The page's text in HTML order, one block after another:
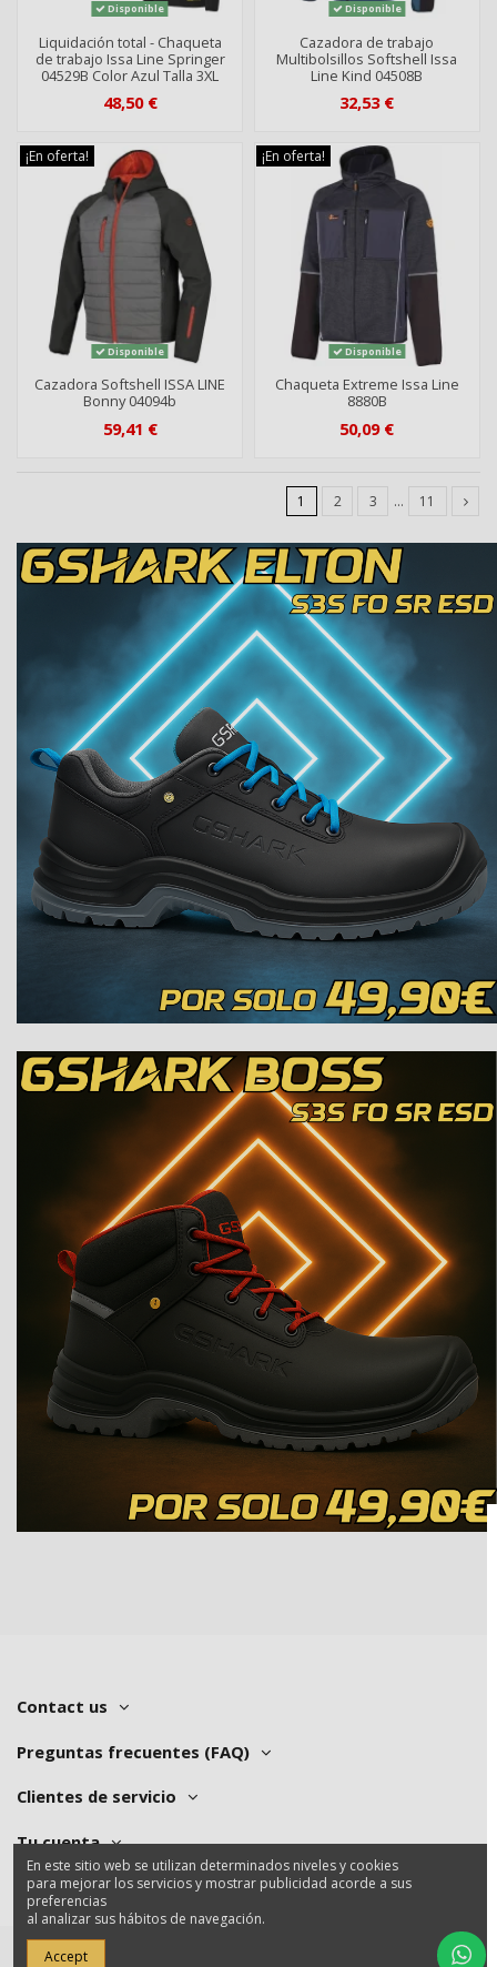
Disponible
Liquidación total - Chaqueta
de trabajo Issa Line Springer
04529B Color Azul Talla 3XL
48,50 €
Disponible
Cazadora de trabajo
Multibolsillos Softshell Issa
Line Kind 04508B
32,53 €
¡En oferta!
Disponible
Cazadora Softshell ISSA LINE
Bonny 04094b
59,41 €
¡En oferta!
Disponible
Chaqueta Extreme Issa Line
8880B
50,09 €
1 2 3 … 11
Contact us
Preguntas frecuentes (FAQ)
Clientes de servicio
Tu cuenta
En este sitio web se utilizan determinados niveles y cookies
para mejorar los servicios y mostrar publicidad acorde a sus
preferencias
al analizar sus hábitos de navegación.
Accept